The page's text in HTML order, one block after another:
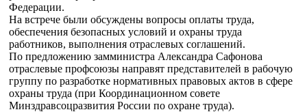
Федерации.
На встрече были обсуждены вопросы оплаты труда,
обеспечения безопасных условий и охраны труда
работников, выполнения отраслевых соглашений.
По предложению замминистра Александра Сафонова
отраслевые профсоюзы направят представителей в рабочую
группу по разработке нормативных правовых актов в сфере
охраны труда (при Координационном совете
Минздравсоцразвития России по охране труда).